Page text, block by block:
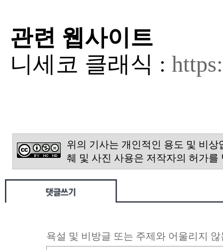
관련 웹사이트
니세코 클래식 :
위의 기사는 개인적인 용도 및 비
췌 및 사진 사용은 저작자의 허가를